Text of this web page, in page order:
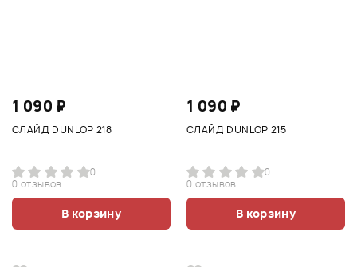
1 090 ₽
СЛАЙД DUNLOP 218
0
0 отзывов
В корзину
1 090 ₽
СЛАЙД DUNLOP 215
0
0 отзывов
В корзину